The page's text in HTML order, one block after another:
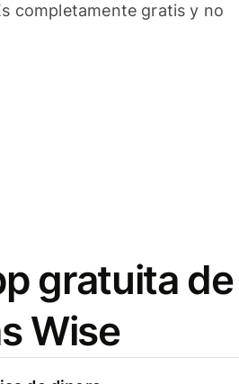
completamente gratis y no
gratuita de
Wise